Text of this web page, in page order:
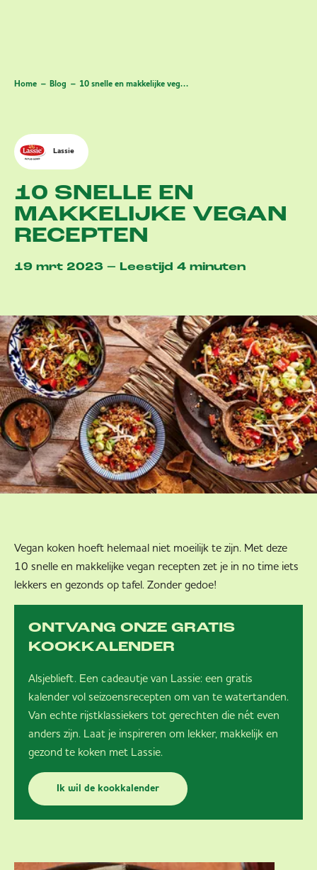
Home Blog 10 snelle en makkelijke vegan recepten
Lassie
10 SNELLE EN
MAKKELIJKE VEGAN
RECEPTEN
19 mrt 2023 – Leestijd 4 minuten
Vegan koken hoeft helemaal niet moeilijk te zijn. Met deze
10 snelle en makkelijke vegan recepten zet je in no time iets
lekkers en gezonds op tafel. Zonder gedoe!
ONTVANG ONZE GRATIS
KOOKKALENDER
Alsjeblieft. Een cadeautje van Lassie: een gratis
kalender vol seizoensrecepten om van te watertanden.
Van echte rijstklassiekers tot gerechten die nét even
anders zijn. Laat je inspireren om lekker, makkelijk en
gezond te koken met Lassie.
Ik wil de kookkalender